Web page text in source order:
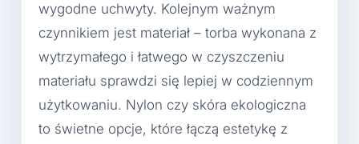
wygodne uchwyty. Kolejnym ważnym
czynnikiem jest materiał – torba wykonana z
wytrzymałego i łatwego w czyszczeniu
materiału sprawdzi się lepiej w codziennym
użytkowaniu. Nylon czy skóra ekologiczna
to świetne opcje, które łączą estetykę z